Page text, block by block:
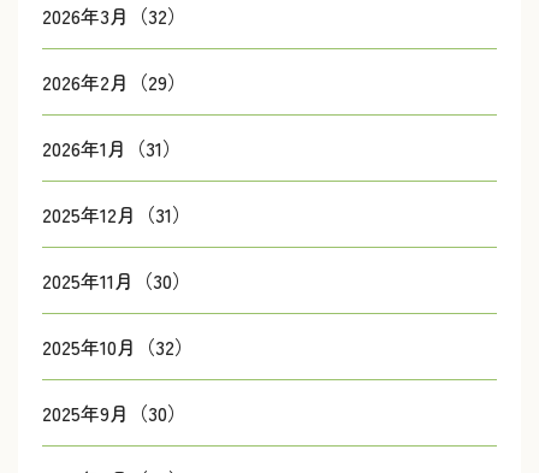
2026年3月（32）
2026年2月（29）
2026年1月（31）
2025年12月（31）
2025年11月（30）
2025年10月（32）
2025年9月（30）